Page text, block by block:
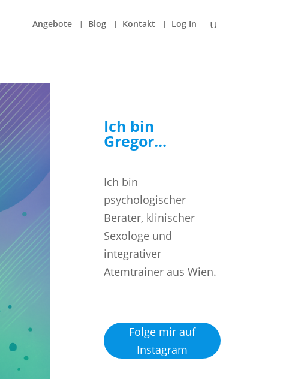
Angebote Blog Kontakt Log In
Ich bin
Gregor...
Ich bin
psychologischer
Berater, klinischer
Sexologe und
integrativer
Atemtrainer aus Wien.
Folge mir auf
Instagram